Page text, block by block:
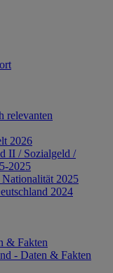
relevanten
2026
II / Sozialgeld /
2025
2025
2024
& Fakten
- Daten & Fakten